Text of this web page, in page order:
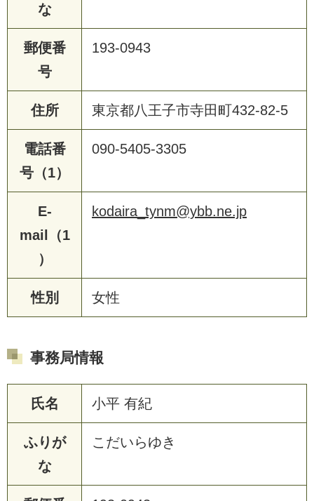
な
郵便番
号
193-0943
住所 東京都八王子市寺田町432-82-5
電話番
号（1）
090-5405-3305
E-
mail（1
）
kodaira_tynm@ybb.ne.jp
性別 女性
事務局情報
氏名 小平 有紀
ふりが
な
こだいらゆき